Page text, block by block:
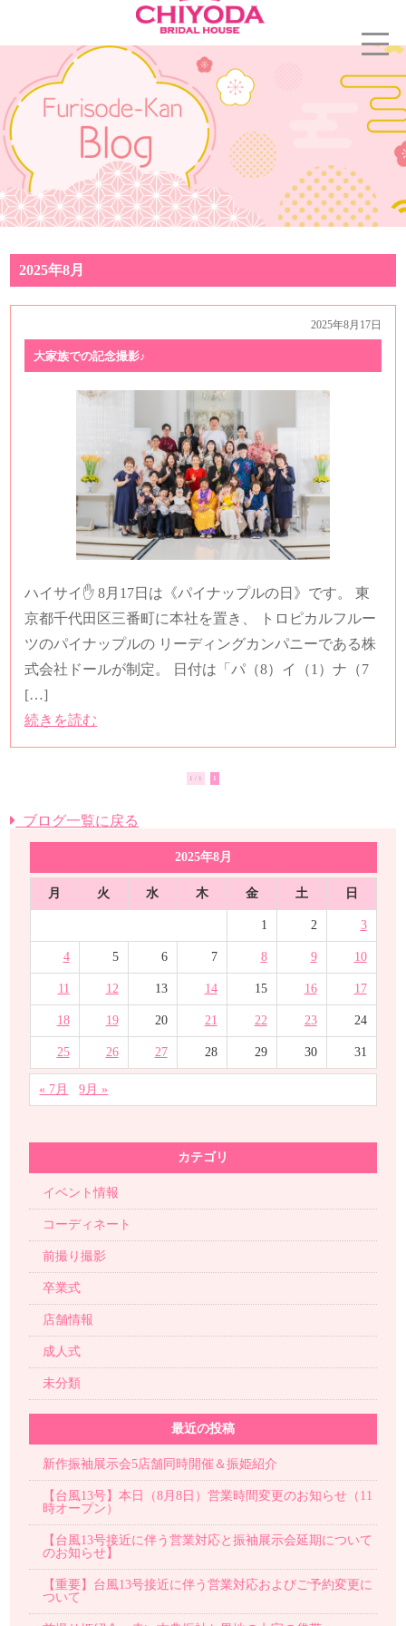
2025年8月
2025年8月17日
大家族での記念撮影♪
ハイサイ✋ 8月17日は《パイナップルの日》です。 東
京都千代田区三番町に本社を置き、 トロピカルフルー
ツのパイナップルの リーディングカンパニーである株
式会社ドールが制定。 日付は「パ（8）イ（1）ナ（7
[…]
続きを読む
1 / 1 1
ブログ一覧に戻る
2025年8月
月 火 水 木 金 土 日
1 2 3
4 5 6 7 8 9 10
11 12 13 14 15 16 17
18 19 20 21 22 23 24
25 26 27 28 29 30 31
« 7月 9月 »
カテゴリ
イベント情報
コーディネート
前撮り撮影
卒業式
店舗情報
成人式
未分類
最近の投稿
新作振袖展示会5店舗同時開催＆振姫紹介
【台風13号】本日（8月8日）営業時間変更のお知らせ（11
時オープン）
【台風13号接近に伴う営業対応と振袖展示会延期について
のお知らせ】
【重要】台風13号接近に伴う営業対応およびご予約変更に
ついて